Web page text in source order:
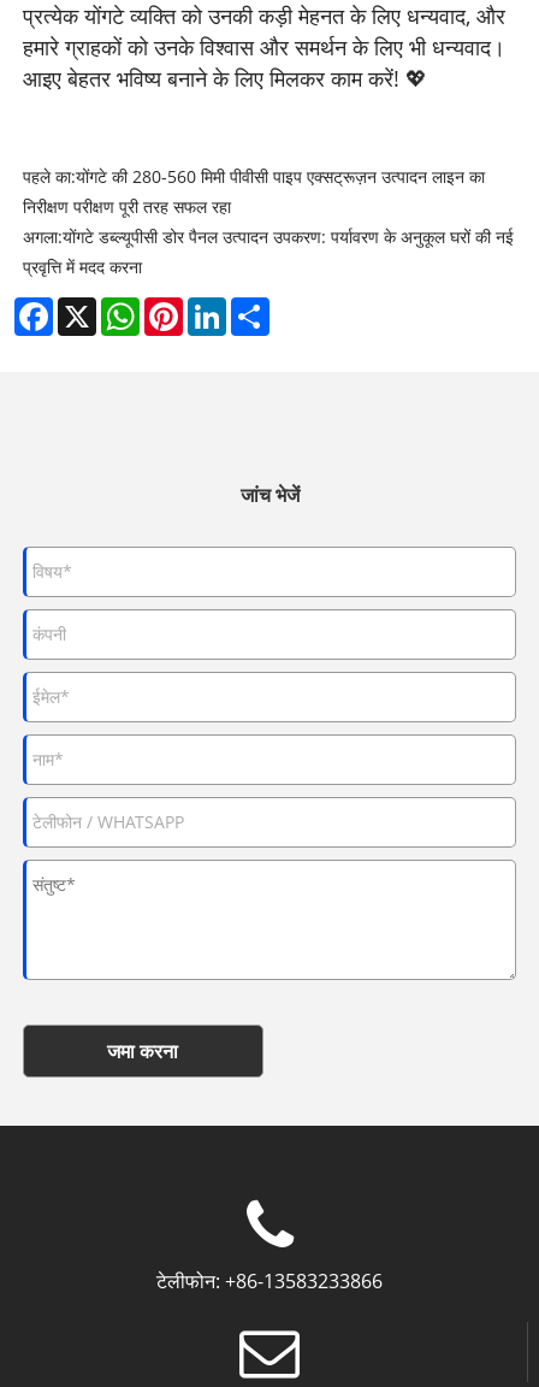
प्रत्येक योंगटे व्यक्ति को उनकी कड़ी मेहनत के लिए धन्यवाद, और
हमारे ग्राहकों को उनके विश्वास और समर्थन के लिए भी धन्यवाद।
आइए बेहतर भविष्य बनाने के लिए मिलकर काम करें! 💖
पहले का:योंगटे की 280-560 मिमी पीवीसी पाइप एक्सट्रूज़न उत्पादन लाइन का
निरीक्षण परीक्षण पूरी तरह सफल रहा
अगला:योंगटे डब्ल्यूपीसी डोर पैनल उत्पादन उपकरण: पर्यावरण के अनुकूल घरों की नई
प्रवृत्ति में मदद करना
Facebook
X WhatsAppPinterestLinkedIn
जांच भेजें
जमा करना
टेलीफोन: +86-13583233866